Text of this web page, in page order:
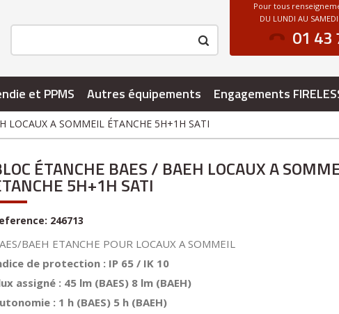
Pour tous
DU LUNDI AU
01 43
et PPMS Autres équipements Engagements
LOCAUX A SOMMEIL ÉTANCHE 5H+1H SATI
ÉTANCHE BAES / BAEH LOCAUX A
5H+1H SATI
246713
BAEH ETANCHE POUR LOCAUX A SOMMEIL
de protection : IP 65 / IK 10
assigné : 45 lm (BAES) 8 lm (BAEH)
: 1 h (BAES) 5 h (BAEH)